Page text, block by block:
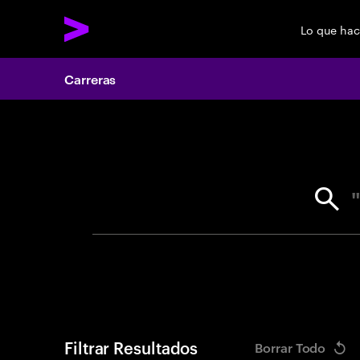
Lo que
Carreras
Filtrar Resultados Borrar Todo